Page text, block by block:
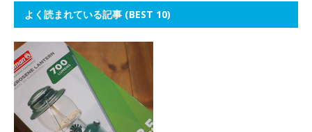
よく読まれている記事 (BEST 10)